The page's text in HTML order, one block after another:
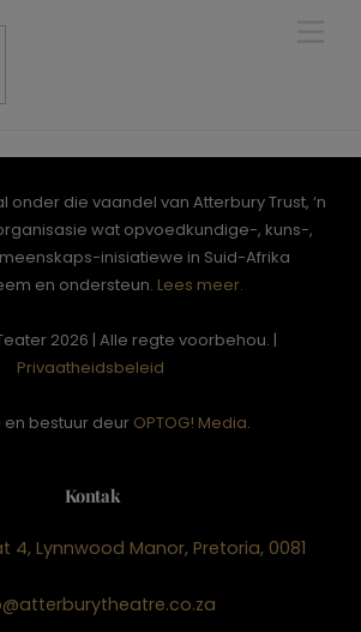
onder die vaandel van Atterbury Trust, ‘n
wat opvoedkundige-, kuns-,
inisiatiewe in Suid-Afrika
en ondersteun. Lees meer.
2026 | Alle regte voorbehou. |
Privaatheidsbeleid
en bestuur deur OPTOG! Media.
Kontak
4, Lynnwood Manor, Pretoria, 0081